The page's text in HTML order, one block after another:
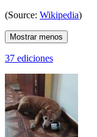
(Source: Wikipedia)
Mostrar menos
37 ediciones